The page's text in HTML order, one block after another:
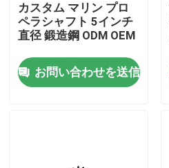
カスタム マリン プロ
ペラシャフト 5インチ
直径 鍛造鋼 ODM OEM
お問い合わせを送信